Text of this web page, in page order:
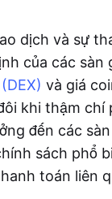
dịch và sự
của các
(DEX) và giá
khi thậm
đến các
sách phổ
toán liên